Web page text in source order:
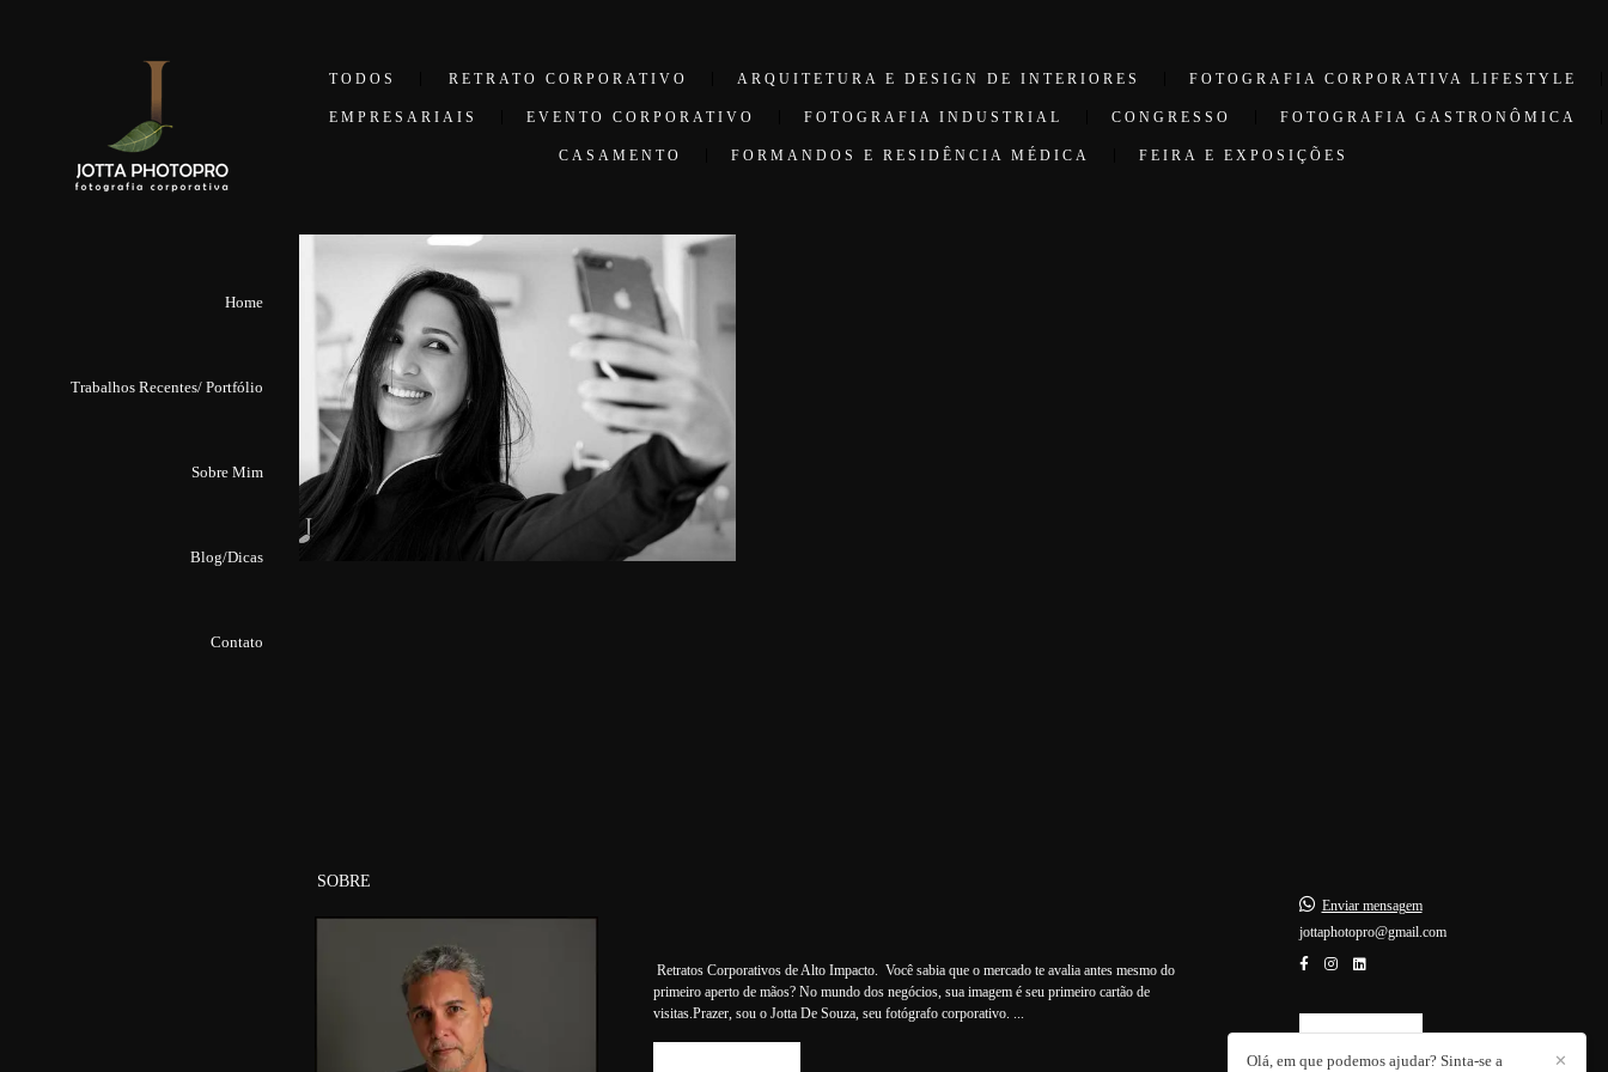
Home
Trabalhos Recentes/ Portfólio
Sobre Mim
Blog/Dicas
Contato
TODOS RETRATO CORPORATIVO ARQUITETURA E DESIGN DE INTERIORES FOTOGRAFIA CORPORATIVA LIFESTYLE
EMPRESARIAIS EVENTO CORPORATIVO FOTOGRAFIA INDUSTRIAL CONGRESSO FOTOGRAFIA GASTRONÔMICA
CASAMENTO FORMANDOS E RESIDÊNCIA MÉDICA FEIRA E EXPOSIÇÕES
SOBRE
Retratos Corporativos de Alto Impacto. Você sabia que o mercado te avalia antes mesmo do
primeiro aperto de mãos? No mundo dos negócios, sua imagem é seu primeiro cartão de
visitas.Prazer, sou o Jotta De Souza, seu fotógrafo corporativo. ...
Enviar mensagem
jottaphotopro@gmail.com
CONTATO
✕
Olá, em que podemos ajudar? Sinta-se a